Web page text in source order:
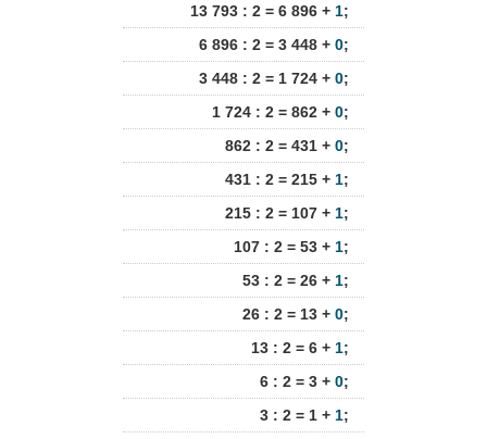
13 793 : 2 = 6 896 + 1;
6 896 : 2 = 3 448 + 0;
3 448 : 2 = 1 724 + 0;
1 724 : 2 = 862 + 0;
862 : 2 = 431 + 0;
431 : 2 = 215 + 1;
215 : 2 = 107 + 1;
107 : 2 = 53 + 1;
53 : 2 = 26 + 1;
26 : 2 = 13 + 0;
13 : 2 = 6 + 1;
6 : 2 = 3 + 0;
3 : 2 = 1 + 1;